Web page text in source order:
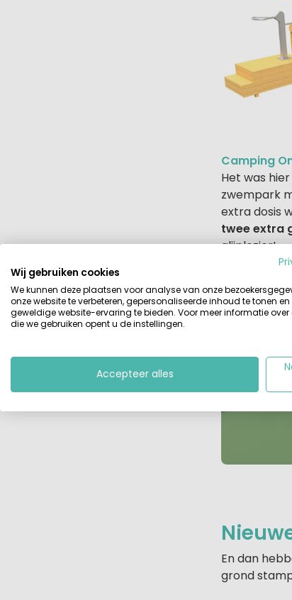
Camping
Het was
zwempark
extra dosis
twee extra
glijplezier!
En dan
grond
Wij gebruiken cookies
We kunnen deze plaatsen voor analyse van onze
onze website te verbeteren, gepersonaliseerde inhoud te tonen
geweldige website-ervaring te bieden. Voor meer informatie over
die we gebruiken opent u de instellingen.
Accepteer alles